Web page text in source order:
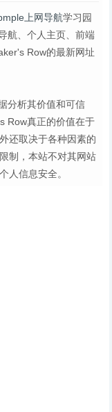
上网导航学习园
航、个人主页、前端
Row的最新网址
分析其价值和可信
Row真正的价值在于
还取决于各种因素的
制，本站不对其网站
人信息安全。